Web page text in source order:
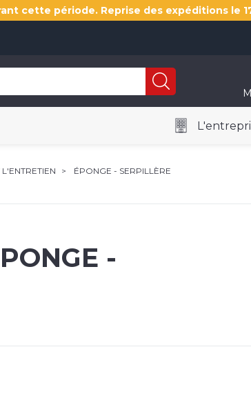
cette période. Reprise des expéditions le
ÉPONGE - SERPILLÈRE
-